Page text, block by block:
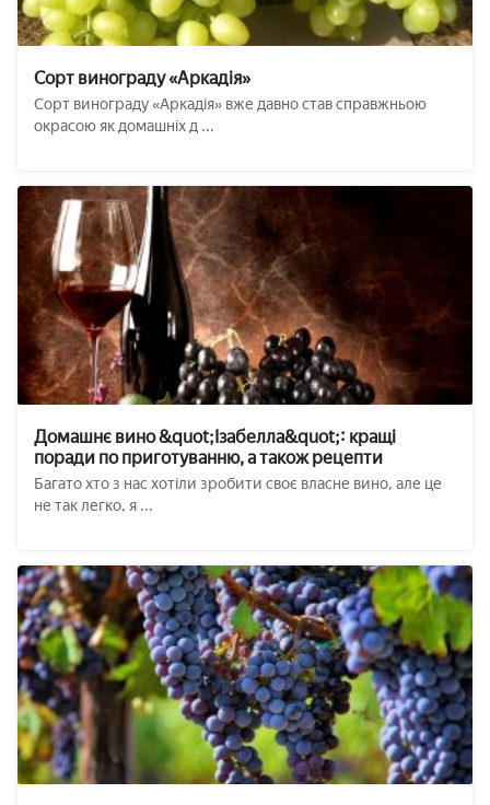
Сорт винограду «Аркадія»
Сорт винограду «Аркадія» вже давно став справжньою
окрасою як домашніх д ...
Домашнє вино &quot;Ізабелла&quot;: кращі
поради по приготуванню, а також рецепти
Багато хто з нас хотіли зробити своє власне вино, але це
не так легко, я ...